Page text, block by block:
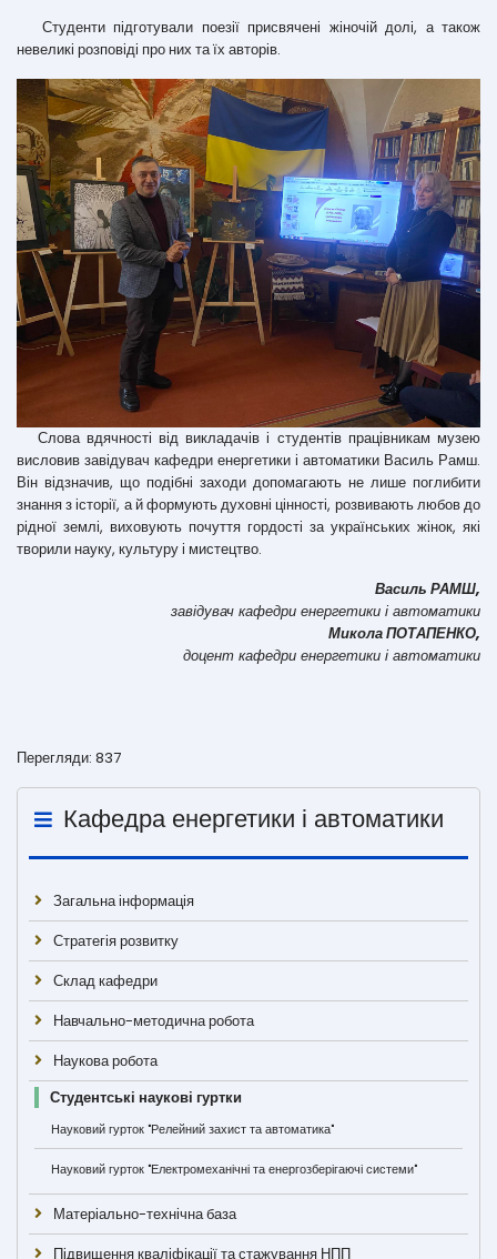
Студенти підготували поезії присвячені жіночій долі, а також
невеликі розповіді про них та їх авторів.
Слова вдячності від викладачів і студентів працівникам музею
висловив завідувач кафедри енергетики і автоматики Василь Рамш.
Він відзначив, що подібні заходи допомагають не лише поглибити
знання з історії, а й формують духовні цінності, розвивають любов до
рідної землі, виховують почуття гордості за українських жінок, які
творили науку, культуру і мистецтво.
Василь РАМШ,
завідувач кафедри енергетики і автоматики
Микола ПОТАПЕНКО,
доцент кафедри енергетики і автоматики
Перегляди: 837
Кафедра енергетики і автоматики
Загальна інформація
Стратегія розвитку
Склад кафедри
Навчально-методична робота
Наукова робота
Студентські наукові гуртки
Науковий гурток "Релейний захист та автоматика"
Науковий гурток "Електромеханічні та енергозберігаючі системи"
Матеріально-технічна база
Підвищення кваліфікації та стажування НПП